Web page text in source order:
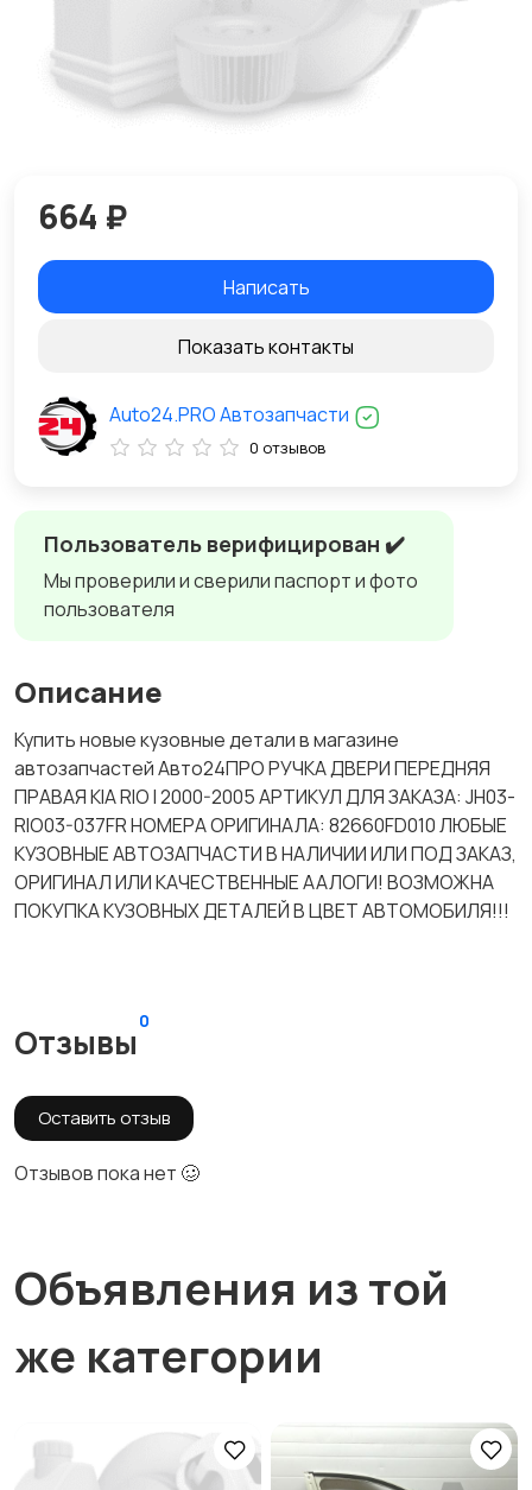
Пользователь верифицирован ✔️
Мы проверили и сверили паспорт и фото
пользователя
Описание
Купить новые кузовные детали в магазине
автозапчастей Авто24ПРО РУЧКА ДВЕРИ ПЕРЕДНЯЯ
ПРАВАЯ KIA RIO I 2000-2005 АРТИКУЛ ДЛЯ ЗАКАЗА: JH03-
RIO03-037FR НОМЕРА ОРИГИНАЛА: 82660FD010 ЛЮБЫЕ
КУЗОВНЫЕ АВТОЗАПЧАСТИ В НАЛИЧИИ ИЛИ ПОД ЗАКАЗ,
ОРИГИНАЛ ИЛИ КАЧЕСТВЕННЫЕ ААЛОГИ! ВОЗМОЖНА
ПОКУПКА КУЗОВНЫХ ДЕТАЛЕЙ В ЦВЕТ АВТОМОБИЛЯ!!!
Отзывы
0
Оставить отзыв
Отзывов пока нет 🥴
664 ₽
Написать
Показать контакты
Auto24.PRO Автозапчасти
0 отзывов
Объявления из той
же категории